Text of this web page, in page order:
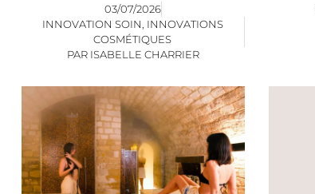
03/07/2026
INNOVATION SOIN INNOVATIONS
COSMÉTIQUES
PAR ISABELLE CHARRIER